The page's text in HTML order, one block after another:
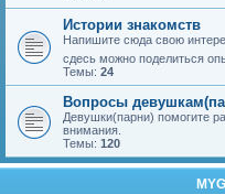
Истории знакомств
Напишите сюда свою
сдесь можно поделиться
Темы: 24
Вопросы
Девушки(парни) помогите
внимания.
Темы: 120